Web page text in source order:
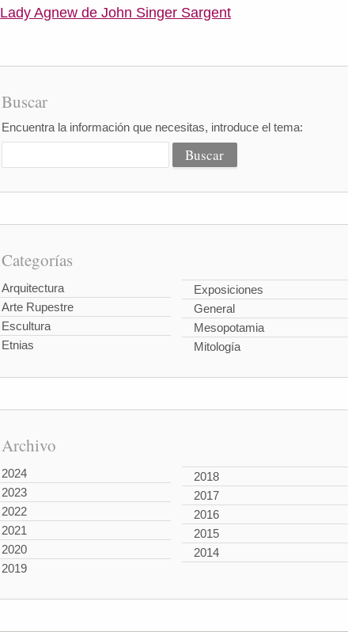
Lady Agnew de John Singer Sargent
Buscar
Encuentra la información que necesitas, introduce el tema:
Categorías
Arquitectura
Arte Rupestre
Escultura
Etnias
Exposiciones
General
Mesopotamia
Mitología
Archivo
2024
2023
2022
2021
2020
2019
2018
2017
2016
2015
2014